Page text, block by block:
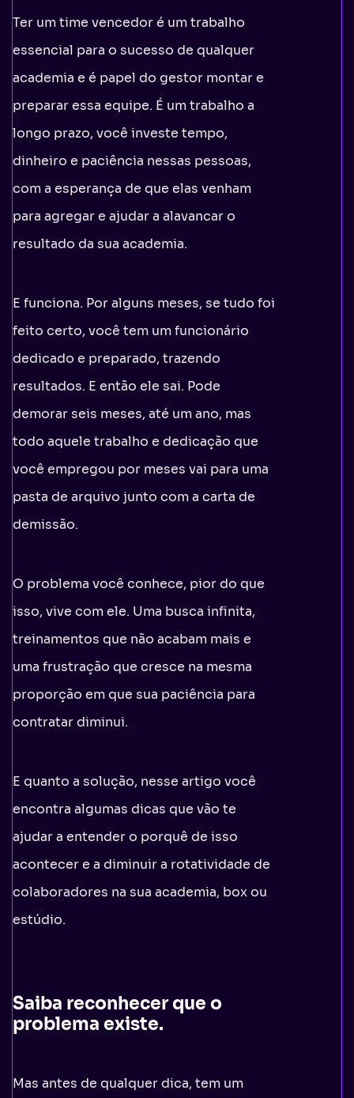
Ter um time vencedor é um trabalho
essencial para o sucesso de qualquer
academia e é papel do gestor montar e
preparar essa equipe. É um trabalho a
longo prazo, você investe tempo,
dinheiro e paciência nessas pessoas,
com a esperança de que elas venham
para agregar e ajudar a alavancar o
resultado da sua academia.
E funciona. Por alguns meses, se tudo foi
feito certo, você tem um funcionário
dedicado e preparado, trazendo
resultados. E então ele sai. Pode
demorar seis meses, até um ano, mas
todo aquele trabalho e dedicação que
você empregou por meses vai para uma
pasta de arquivo junto com a carta de
demissão.
O problema você conhece, pior do que
isso, vive com ele. Uma busca infinita,
treinamentos que não acabam mais e
uma frustração que cresce na mesma
proporção em que sua paciência para
contratar diminui.
E quanto a solução, nesse artigo você
encontra algumas dicas que vão te
ajudar a entender o porquê de isso
acontecer e a diminuir a rotatividade de
colaboradores na sua academia, box ou
estúdio.
Saiba reconhecer que o
problema existe.
Mas antes de qualquer dica, tem um